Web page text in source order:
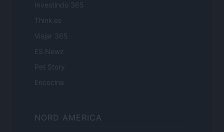
Investindo 365
Think.es
Viajar 365
ES Newz
Pet Story
Encocina
NORD AMERICA